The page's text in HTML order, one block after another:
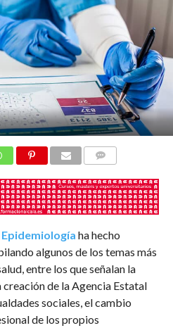
ha hecho
algunos de los temas más
entre los que señalan la
de la Agencia Estatal
sociales, el cambio
de los propios